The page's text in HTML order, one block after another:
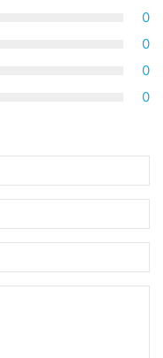
0
0
0
0